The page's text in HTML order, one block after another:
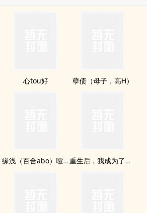
心tou好 孽债（母子，高H）
缘浅（百合abo）哑baA 重生后，我成为了偶像的白月光（双重生 1v1 H)